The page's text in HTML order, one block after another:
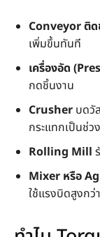
Conveyor ติ
เพิ่มขึ้นทันที
เครื่องอัด
กดชิ้นงาน
Crusher บดวั
กระแทกเป็นช่ว
Rolling Mill
Mixer หรือ
ใช้แรงบิดสูงกว่